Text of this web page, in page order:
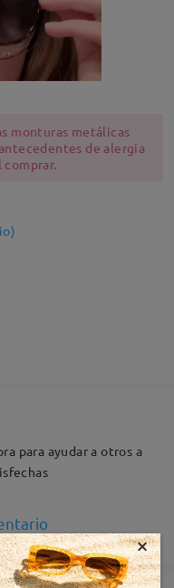
monturas metálicas
de alergia
)
para ayudar a otros a
×